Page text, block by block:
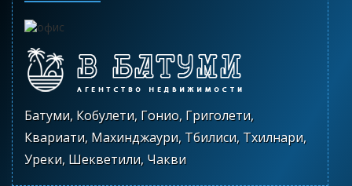
Батуми, Кобулети, Гонио, Григолети,
Квариати, Махинджаури, Тбилиси, Тхилнари,
Уреки, Шекветили, Чакви